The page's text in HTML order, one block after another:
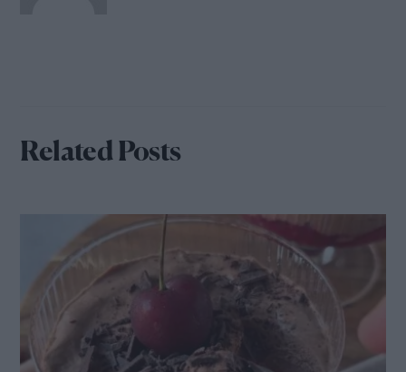
Related Posts